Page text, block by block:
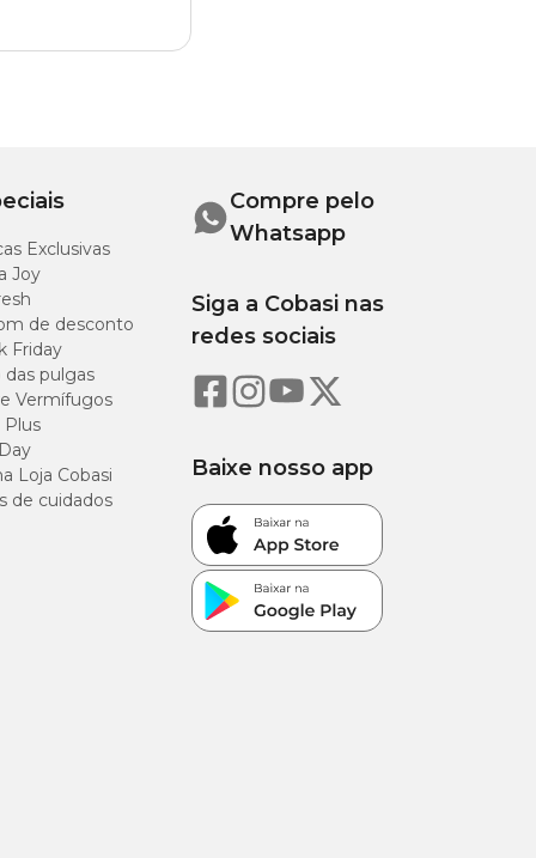
Exclusivas
Joy
de desconto
Friday
das pulgas
Vermífugos
Plus
Loja Cobasi
de cuidados
Compre pelo
Whatsapp
Siga a Cobasi nas
redes sociais
Baixe nosso app